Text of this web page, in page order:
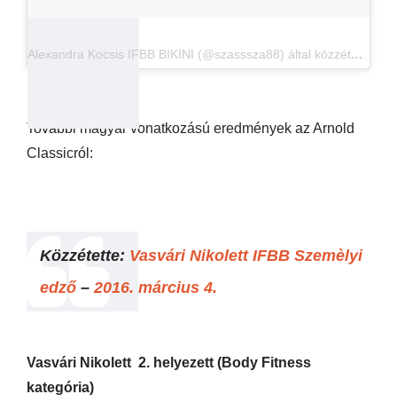
Alexandra Kocsis IFBB BIKINI (@szasssza88) által közzétett fénykép
További magyar vonatkozású eredmények az Arnold
Classicról:
Közzétette: Vasvári Nikolett IFBB Szemèlyi
edző –2016. március 4.
Vasvári Nikolett 2. helyezett (Body Fitness
kategória)